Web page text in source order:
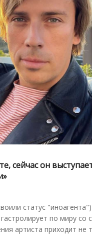
сейчас он
статус
по миру со
артиста приходит не